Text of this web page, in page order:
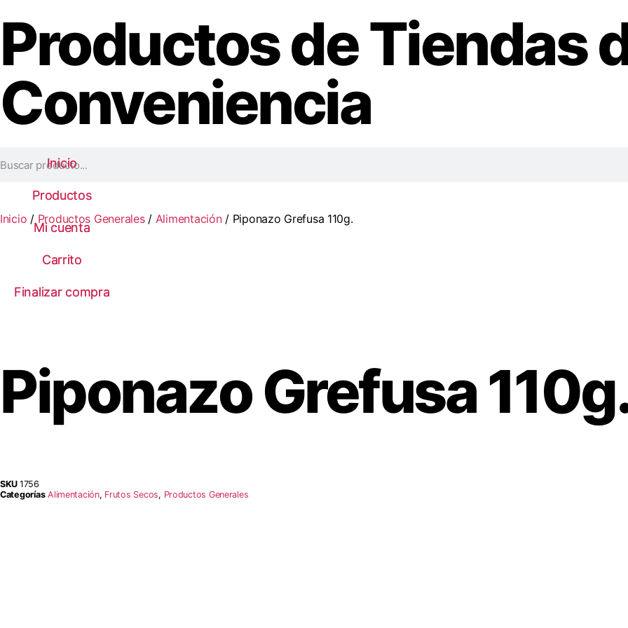
Productos de Tiendas
Conveniencia
Inicio
Productos
Mi cuenta
Carrito
Finalizar compra
Inicio
Productos
Mi cuenta
Carrito
Finalizar compra
Inicio / Productos Generales/ Alimentación/ Piponazo Grefusa 110g.
Piponazo Grefusa
SKU 1756
Categorías Alimentación, Frutos Secos, Productos Generales